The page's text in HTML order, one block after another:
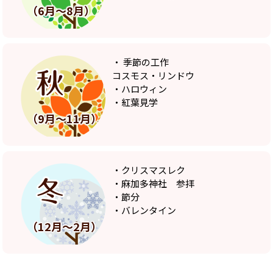
（6月～8月）
（9月～11月）
・ 季節の工作
コスモス・リンドウ
・ハロウィン
・紅葉見学
（12月～2月）
・クリスマスレク
・麻加多神社 参拝
・節分
・バレンタイン